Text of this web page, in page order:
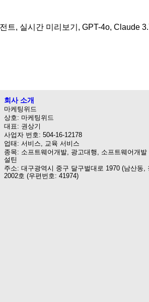
트, 실시간 미리보기, GPT-4o, Claude
회사 소개
마케팅위드
상호: 마케팅위드
대표: 권상기
사업자 번호: 504-16-12178
업태: 서비스, 교육 서비스
종목: 소프트웨어개발, 광고대행, 소프트웨어개
설틴
주소: 대구광역시 중구 달구벌대로 1970 (남산동,
2002호 (우편번호: 41974)